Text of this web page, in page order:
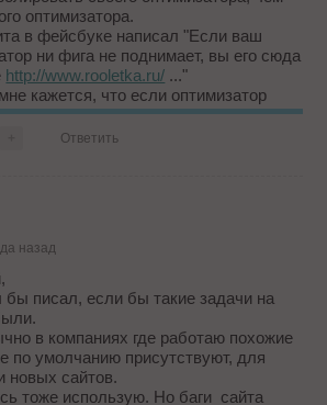
оптимизатора.
в фейсбуке написал "Если ваш
ни фига не поднимает, вы его сюда
http://www.rooletka.ru/ ..."
кажется, что если оптимизатор
этот сервис что-то новое о вашем
задуматься о том, что...
Ответить
назад
бы писал, если бы такие задачи на
в компаниях где работаю похожие
по умолчанию присутствуют, для
новых сайтов.
тоже использую. Но баги сайта